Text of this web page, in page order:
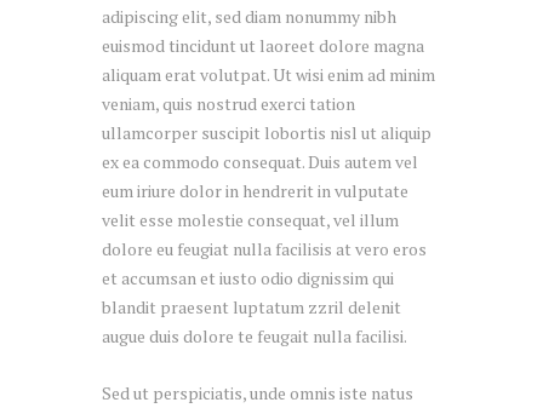
adipiscing elit, sed diam nonummy nibh
euismod tincidunt ut laoreet dolore magna
aliquam erat volutpat. Ut wisi enim ad minim
veniam, quis nostrud exerci tation
ullamcorper suscipit lobortis nisl ut aliquip
ex ea commodo consequat. Duis autem vel
eum iriure dolor in hendrerit in vulputate
velit esse molestie consequat, vel illum
dolore eu feugiat nulla facilisis at vero eros
et accumsan et iusto odio dignissim qui
blandit praesent luptatum zzril delenit
augue duis dolore te feugait nulla facilisi.
Sed ut perspiciatis, unde omnis iste natus